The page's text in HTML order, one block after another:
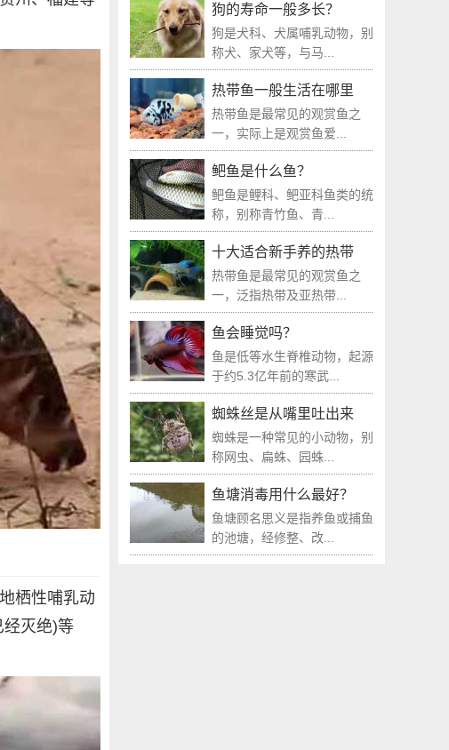
栖性哺乳动
经灭绝)等
狗的寿命一般多长？
狗是犬科、犬属哺乳动物，别
称犬、家犬等，与马...
热带鱼一般生活在哪里
热带鱼是最常见的观赏鱼之
一，实际上是观赏鱼爱...
鲃鱼是什么鱼？
鲃鱼是鲤科、鲃亚科鱼类的统
称，别称青竹鱼、青...
十大适合新手养的热带
热带鱼是最常见的观赏鱼之
一，泛指热带及亚热带...
鱼会睡觉吗？
鱼是低等水生脊椎动物，起源
于约5.3亿年前的寒武...
蜘蛛丝是从嘴里吐出来
蜘蛛是一种常见的小动物，别
称网虫、扁蛛、园蛛...
鱼塘消毒用什么最好？
鱼塘顾名思义是指养鱼或捕鱼
的池塘，经修整、改...